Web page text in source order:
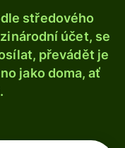
středového
účet, se
převádět je
jako doma, ať